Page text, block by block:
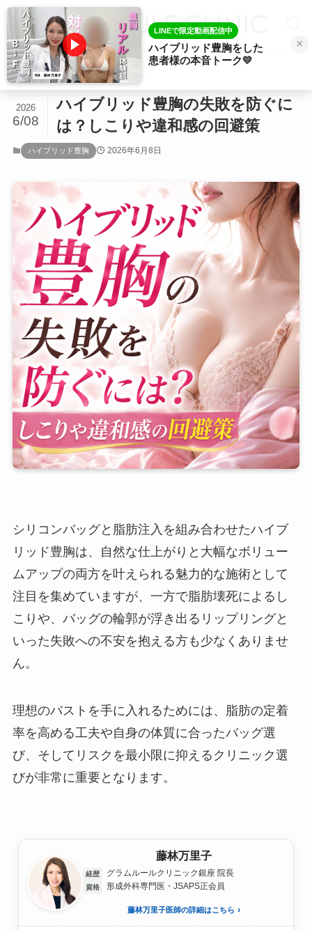
ホーム ハイブリッド豊胸
ハイブリッド豊胸の失敗を防ぐに
は？しこりや違和感の回避策
2026
6/08
ハイブリッド豊胸 2026年6月8日
シリコンバッグと脂肪注入を組み合わせたハイブ
リッド豊胸は、自然な仕上がりと大幅なボリュー
ムアップの両方を叶えられる魅力的な施術として
注目を集めていますが、一方で脂肪壊死によるし
こりや、バッグの輪郭が浮き出るリップリングと
いった失敗への不安を抱える方も少なくありませ
ん。
理想のバストを手に入れるためには、脂肪の定着
率を高める工夫や自身の体質に合ったバッグ選
び、そしてリスクを最小限に抑えるクリニック選
びが非常に重要となります。
藤林万里子
経歴 グラムルールクリニック銀座 院長
資格 形成外科専門医・JSAPS正会員
藤林万里子医師の詳細はこちら
×
LINEで限定動画配信中
ハイブリッド豊胸をした
患者様の本音トーク💛